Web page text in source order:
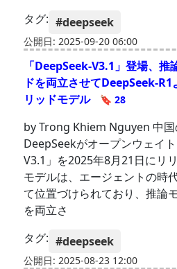
タグ: #deepseek
公開日: 2025-09-20 06:00
「DeepSeek-V3.1」登場、
ドを両立させてDeepSeek-
リッドモデル
🔖 28
by Trong Khiem Nguyen 中国
DeepSeekがオープンウェイ
V3.1」を2025年8月21日にリ
モデルは、エージェントの時
て位置づけられており、推論
を両立さ
タグ: #deepseek
公開日: 2025-08-23 12:00